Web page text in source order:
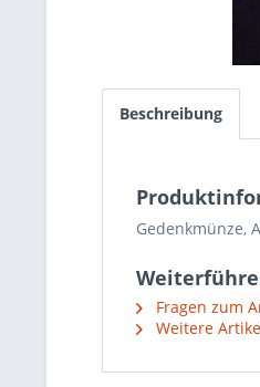
Beschreibung
Gedenkmünze,
Fragen zum
Weitere